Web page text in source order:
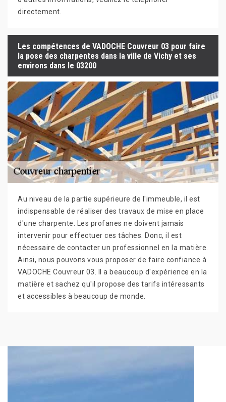
directement.
Les compétences de VADOCHE Couvreur 03 pour faire
la pose des charpentes dans la ville de Vichy et ses
environs dans le 03200
Au niveau de la partie supérieure de l'immeuble, il est
indispensable de réaliser des travaux de mise en place
d'une charpente. Les profanes ne doivent jamais
intervenir pour effectuer ces tâches. Donc, il est
nécessaire de contacter un professionnel en la matière.
Ainsi, nous pouvons vous proposer de faire confiance à
VADOCHE Couvreur 03. Il a beaucoup d'expérience en la
matière et sachez qu'il propose des tarifs intéressants
et accessibles à beaucoup de monde.